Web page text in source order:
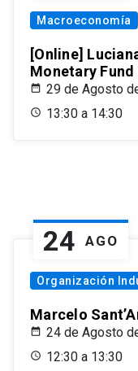
Macroeconomía
[Online]
Monetary Fund
29 de Agosto
13:30 a 14:30
24 AGO
Organización
Marcelo
24 de Agosto
12:30 a 13:30